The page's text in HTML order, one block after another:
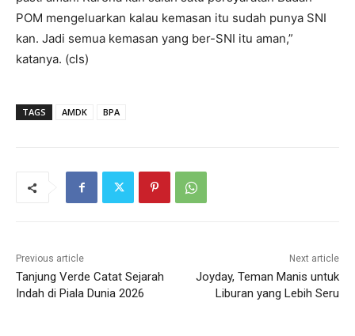
POM mengeluarkan kalau kemasan itu sudah punya SNI
kan. Jadi semua kemasan yang ber-SNI itu aman,”
katanya. (cls)
TAGS AMDK BPA
Previous article
Tanjung Verde Catat Sejarah
Indah di Piala Dunia 2026
Next article
Joyday, Teman Manis untuk
Liburan yang Lebih Seru